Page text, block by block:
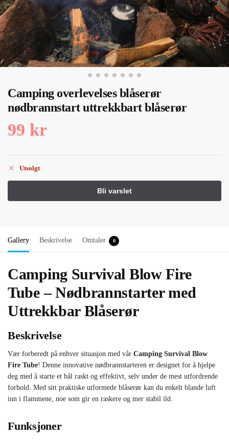
Camping overlevelses blåserør
nødbrannstart uttrekkbart blåserør
99 kr
Utsolgt
Gallery Beskrivelse Omtaler 0
Camping Survival Blow Fire
Tube – Nødbrannstarter med
Uttrekkbar Blåserør
Beskrivelse
Vær forberedt på enhver situasjon med vår Camping Survival Blow
Fire Tube! Denne innovative nødbrannstarteren er designet for å hjelpe
deg med å starte et bål raskt og effektivt, selv under de mest utfordrende
forhold. Med sitt praktiske utformede blåserør kan du enkelt blande luft
inn i flammene, noe som gir en raskere og mer stabil ild.
Funksjoner